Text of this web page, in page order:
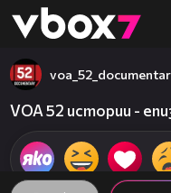
👾
VOA 52 истории -